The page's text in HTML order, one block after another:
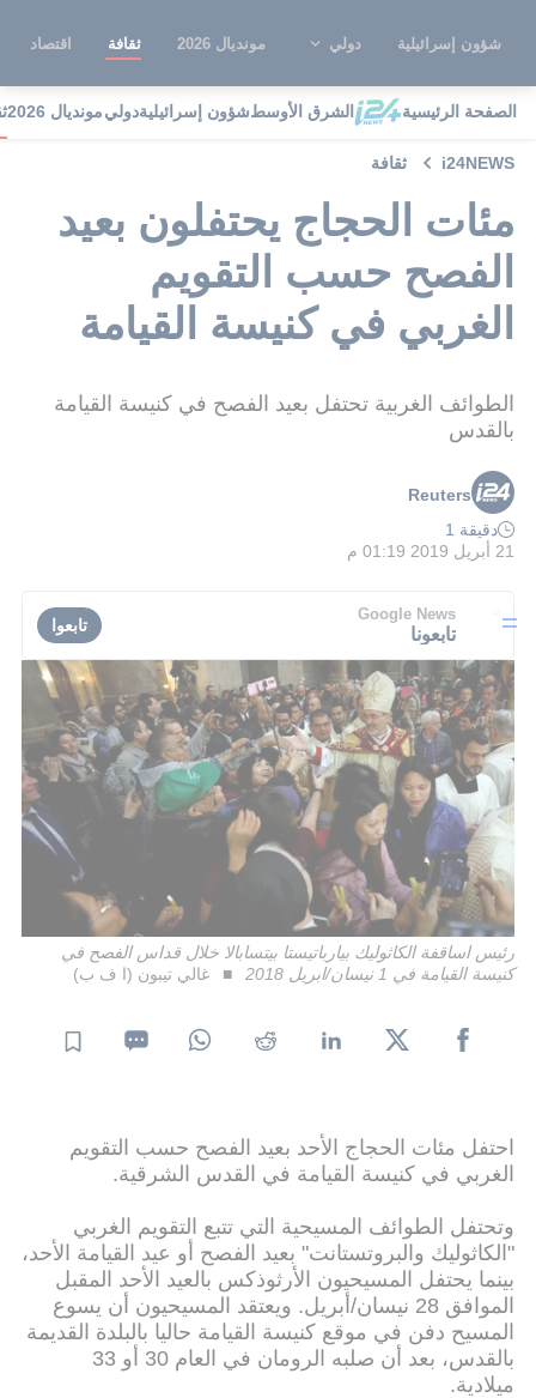
شؤون إسرائيلية دولي مونديال 2026 ثقافة اقتصاد
الصفحة الرئيسية الشرق الأوسطشؤون إسرائيليةدوليمونديال 2026
i24NEWS ثقافة
مئات الحجاج يحتفلون بعيد
الفصح حسب التقويم
الغربي في كنيسة القيامة
الطوائف الغربية تحتفل بعيد الفصح في كنيسة القيامة
بالقدس
Reuters
دقيقة 1
21 أبريل 2019 01:19 م
Google News
تابعونا تابعوا
رئيس اساقفة الكاثوليك بيارباتيستا بيتسابالا خلال قداس الفصح في
كنيسة القيامة في 1 نيسان/ابريل 2018
غالي تيبون (ا ف ب)
احتفل مئات الحجاج الأحد بعيد الفصح حسب التقويم
الغربي في كنيسة القيامة في القدس الشرقية.
وتحتفل الطوائف المسيحية التي تتبع التقويم الغربي
"الكاثوليك والبروتستانت" بعيد الفصح أو عيد القيامة الأحد،
بينما يحتفل المسيحيون الأرثوذكس بالعيد الأحد المقبل
الموافق 28 نيسان/أبريل. ويعتقد المسيحيون أن يسوع
المسيح دفن في موقع كنيسة القيامة حاليا بالبلدة القديمة
بالقدس، بعد أن صلبه الرومان في العام 30 أو 33
ميلادية.